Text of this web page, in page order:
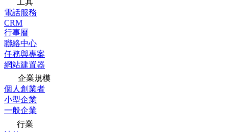
工具
電話服務
CRM
行事曆
聯絡中心
任務與專案
網站建置器
企業規模
個人創業者
小型企業
一般企業
行業